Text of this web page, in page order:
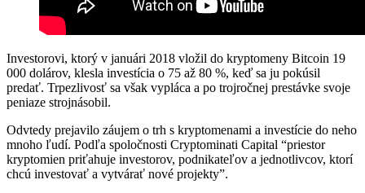
Investorovi, ktorý v januári 2018 vložil do kryptomeny Bitcoin 19
000 dolárov, klesla investícia o 75 až 80 %, keď sa ju pokúsil
predať. Trpezlivosť sa však vypláca a po trojročnej prestávke svoje
peniaze strojnásobil.
Odvtedy prejavilo záujem o trh s kryptomenami a investície do neho
mnoho ľudí. Podľa spoločnosti Cryptominati Capital “priestor
kryptomien priťahuje investorov, podnikateľov a jednotlivcov, ktorí
chcú investovať a vytvárať nové projekty”.